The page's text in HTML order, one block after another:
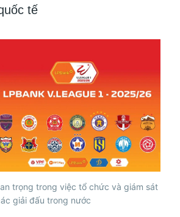
tế
trọng trong việc tổ chức và giám sát
giải đấu trong nước